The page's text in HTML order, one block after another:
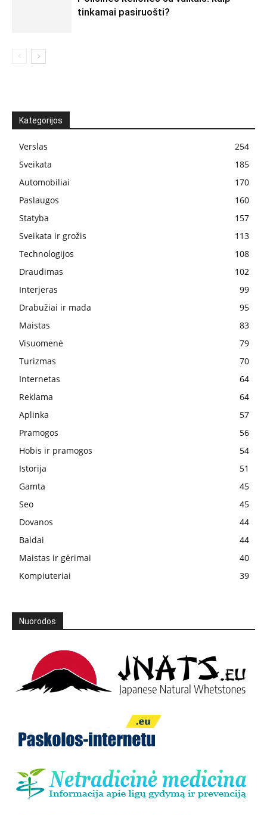
tinkamai pasiruošti?
Kategorijos
Verslas
254
Sveikata
185
Automobiliai
170
Paslaugos
160
Statyba
157
Sveikata ir grožis
113
Technologijos
108
Draudimas
102
Interjeras
99
Drabužiai ir mada
95
Maistas
83
Visuomenė
79
Turizmas
70
Internetas
64
Reklama
64
Aplinka
57
Pramogos
56
Hobis ir pramogos
54
Istorija
51
Gamta
45
Seo
45
Dovanos
44
Baldai
44
Maistas ir gėrimai
40
Kompiuteriai
39
Nuorodos